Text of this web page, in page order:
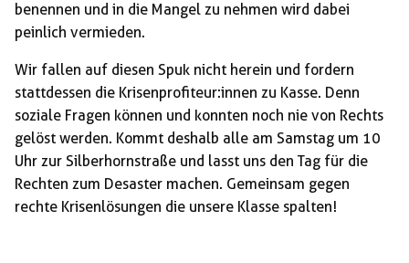
benennen und in die Mangel zu nehmen wird dabei
peinlich vermieden.
Wir fallen auf diesen Spuk nicht herein und fordern
stattdessen die Krisenprofiteur:innen zu Kasse. Denn
soziale Fragen können und konnten noch nie von Rechts
gelöst werden. Kommt deshalb alle am Samstag um 10
Uhr zur Silberhornstraße und lasst uns den Tag für die
Rechten zum Desaster machen. Gemeinsam gegen
rechte Krisenlösungen die unsere Klasse spalten!